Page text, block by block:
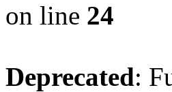
on line 24
Deprecated: